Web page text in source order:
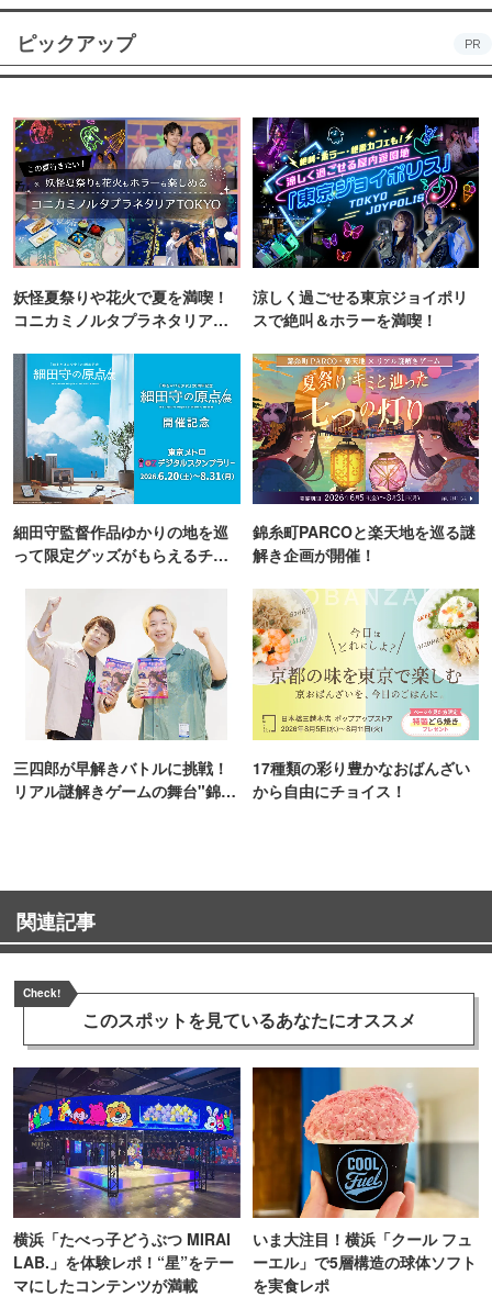
ピックアップ PR
妖怪夏祭りや花火で夏を満喫！
コニカミノルタプラネタリア
涼しく過ごせる東京ジョイポリ
スで絶叫＆ホラーを満喫！
細田守監督作品ゆかりの地を巡
って限定グッズがもらえるチャ
錦糸町PARCOと楽天地を巡る謎
解き企画が開催！
三四郎が早解きバトルに挑戦！
リアル謎解きゲームの舞台"錦糸
17種類の彩り豊かなおばんざい
から自由にチョイス！
関連記事
Check!
このスポットを見ているあなたにオススメ
横浜「たべっ子どうぶつ MIRAI
LAB.」を体験レポ！“星”をテー
マにしたコンテンツが満載
いま大注目！横浜「クール フュ
ーエル」で5層構造の球体ソフト
を実食レポ